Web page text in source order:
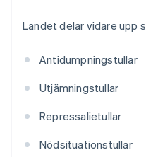
Landet delar vidare upp
Antidumpningstullar
Utjämningstullar
Repressalietullar
Nödsituationstullar